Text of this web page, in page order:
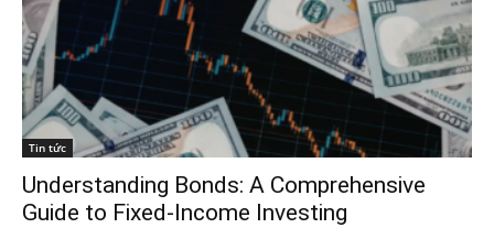
Tin tức
Understanding Bonds: A Comprehensive
Guide to Fixed-Income Investing